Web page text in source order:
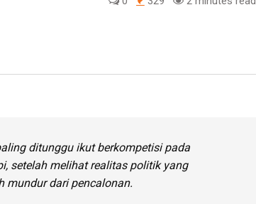
ditunggu ikut berkompetisi pada
setelah melihat realitas politik yang
mundur dari pencalonan.